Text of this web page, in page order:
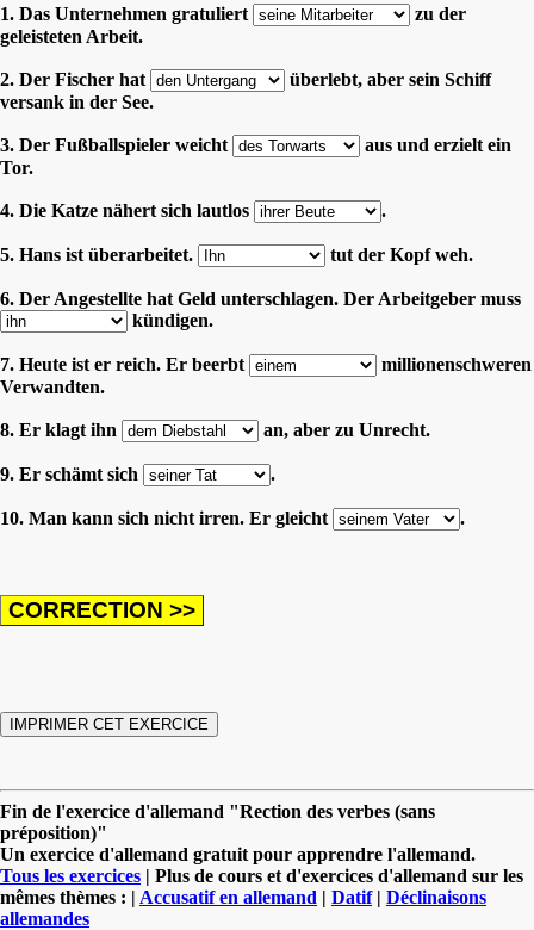
1. Das Unternehmen gratuliert
zu der
geleisteten Arbeit.
2. Der Fischer hat
überlebt, aber sein Schiff
versank in der See.
3. Der Fußballspieler weicht
aus und erzielt ein
Tor.
4. Die Katze nähert sich lautlos .
5. Hans ist überarbeitet. tut der Kopf weh.
6. Der Angestellte hat Geld unterschlagen. Der Arbeitgeber muss
kündigen.
7. Heute ist er reich. Er beerbt
millionenschweren
Verwandten.
8. Er klagt ihn an, aber zu Unrecht.
9. Er schämt sich .
10. Man kann sich nicht irren. Er gleicht .
Fin de l'exercice d'allemand "Rection des verbes (sans
préposition)"
Un exercice d'allemand gratuit pour apprendre l'allemand.
Tous les exercices | Plus de cours et d'exercices d'allemand sur les
mêmes thèmes : | Accusatif en allemand | Datif| Déclinaisons
allemandes